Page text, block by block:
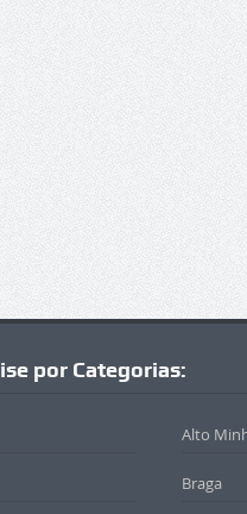
por Categorias:
Alto
Braga